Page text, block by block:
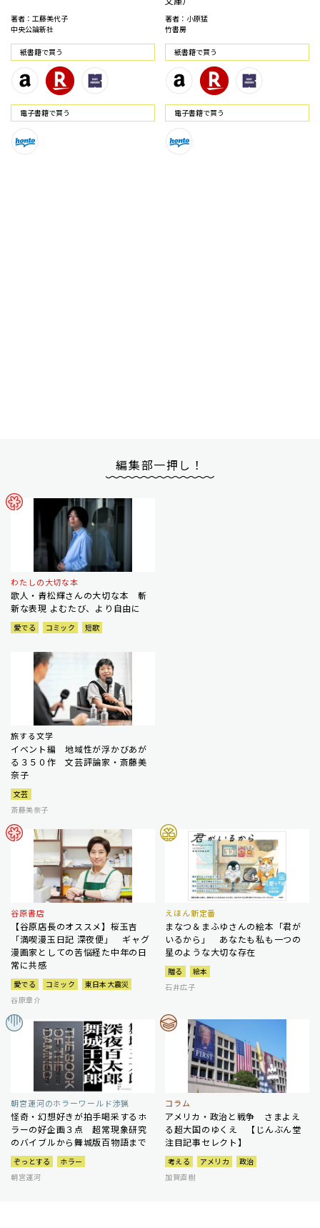
著者：工藤美代子
中央公論新社
紙書籍で買う
電⼦書籍で買う
著者：小原猛
竹書房
紙書籍で買う
電⼦書籍で買う
編集部一押し！
わたしの大切な本
歌人・青松輝さんの大切な本 斬
新な表現 よむたび、より自由に
愛でる コミック 短歌
旅する文学
イベント編 地域性が浮かびあが
る３５０作 文芸評論家・斎藤美
奈子
文芸
斎藤美奈子
谷原書店
【谷原店長のオススメ】桜玉吉
「満喫漫玉日記 深夜便」 ギャグ
漫画家としての苦悩経た中年の日
常に共感
愛でる コミック
東日本大震災
谷原章介
えほん新定番
まなつ＆まふゆさんの絵本「君が
いるから」 あなたも私も一つの
星のような大切な存在
贈る
絵本
石井広子
朝宮運河のホラーワールド渉猟
怪奇・幻想好きが拍手喝采するホ
ラーの好企画３点 超常現象研究
のバイブルから舞城版百物語まで
ぞっとする
ホラー
朝宮運河
コラム
アメリカ・政治と戦争 さまよえ
る超大国のゆくえ 【じんぶん堂
注目記事セレクト】
考える アメリカ
政治
加賀直樹